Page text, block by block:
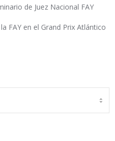
de Juez Nacional FAY
FAY en el Grand Prix Atlántico